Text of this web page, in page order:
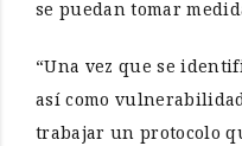
se puedan tomar
“Una vez que se
así como
trabajar un protocolo